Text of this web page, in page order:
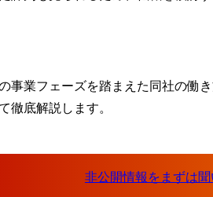
事業フェーズを踏まえた同社の働
徹底解説します。